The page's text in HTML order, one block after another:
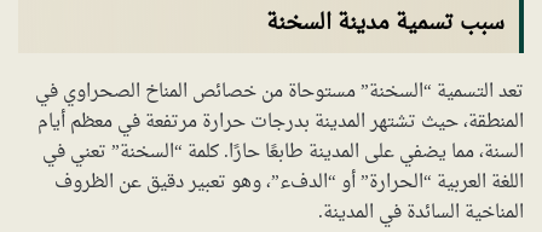
سبب تسمية مدينة السخنة
تعد التسمية “السخنة” مستوحاة من خصائص المناخ الصحراوي في
المنطقة، حيث تشتهر المدينة بدرجات حرارة مرتفعة في معظم أيام
السنة، مما يضفي على المدينة طابعًا حارًا. كلمة “السخنة” تعني في
اللغة العربية “الحرارة” أو “الدفء”، وهو تعبير دقيق عن الظروف
المناخية السائدة في المدينة.